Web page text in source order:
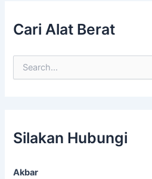
Cari Alat Berat
f
o
:
Silakan Hubungi
Akbar